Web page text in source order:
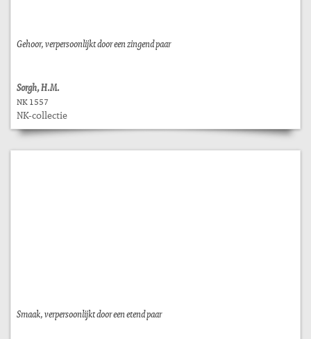
Gehoor, verpersoonlijkt door een zingend paar
Sorgh, H.M.
NK 1557
NK-collectie
Smaak, verpersoonlijkt door een etend paar